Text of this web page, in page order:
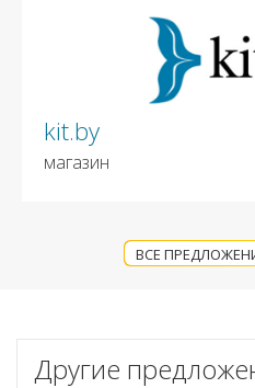
kit.by
магазин
ВСЕ
Другие